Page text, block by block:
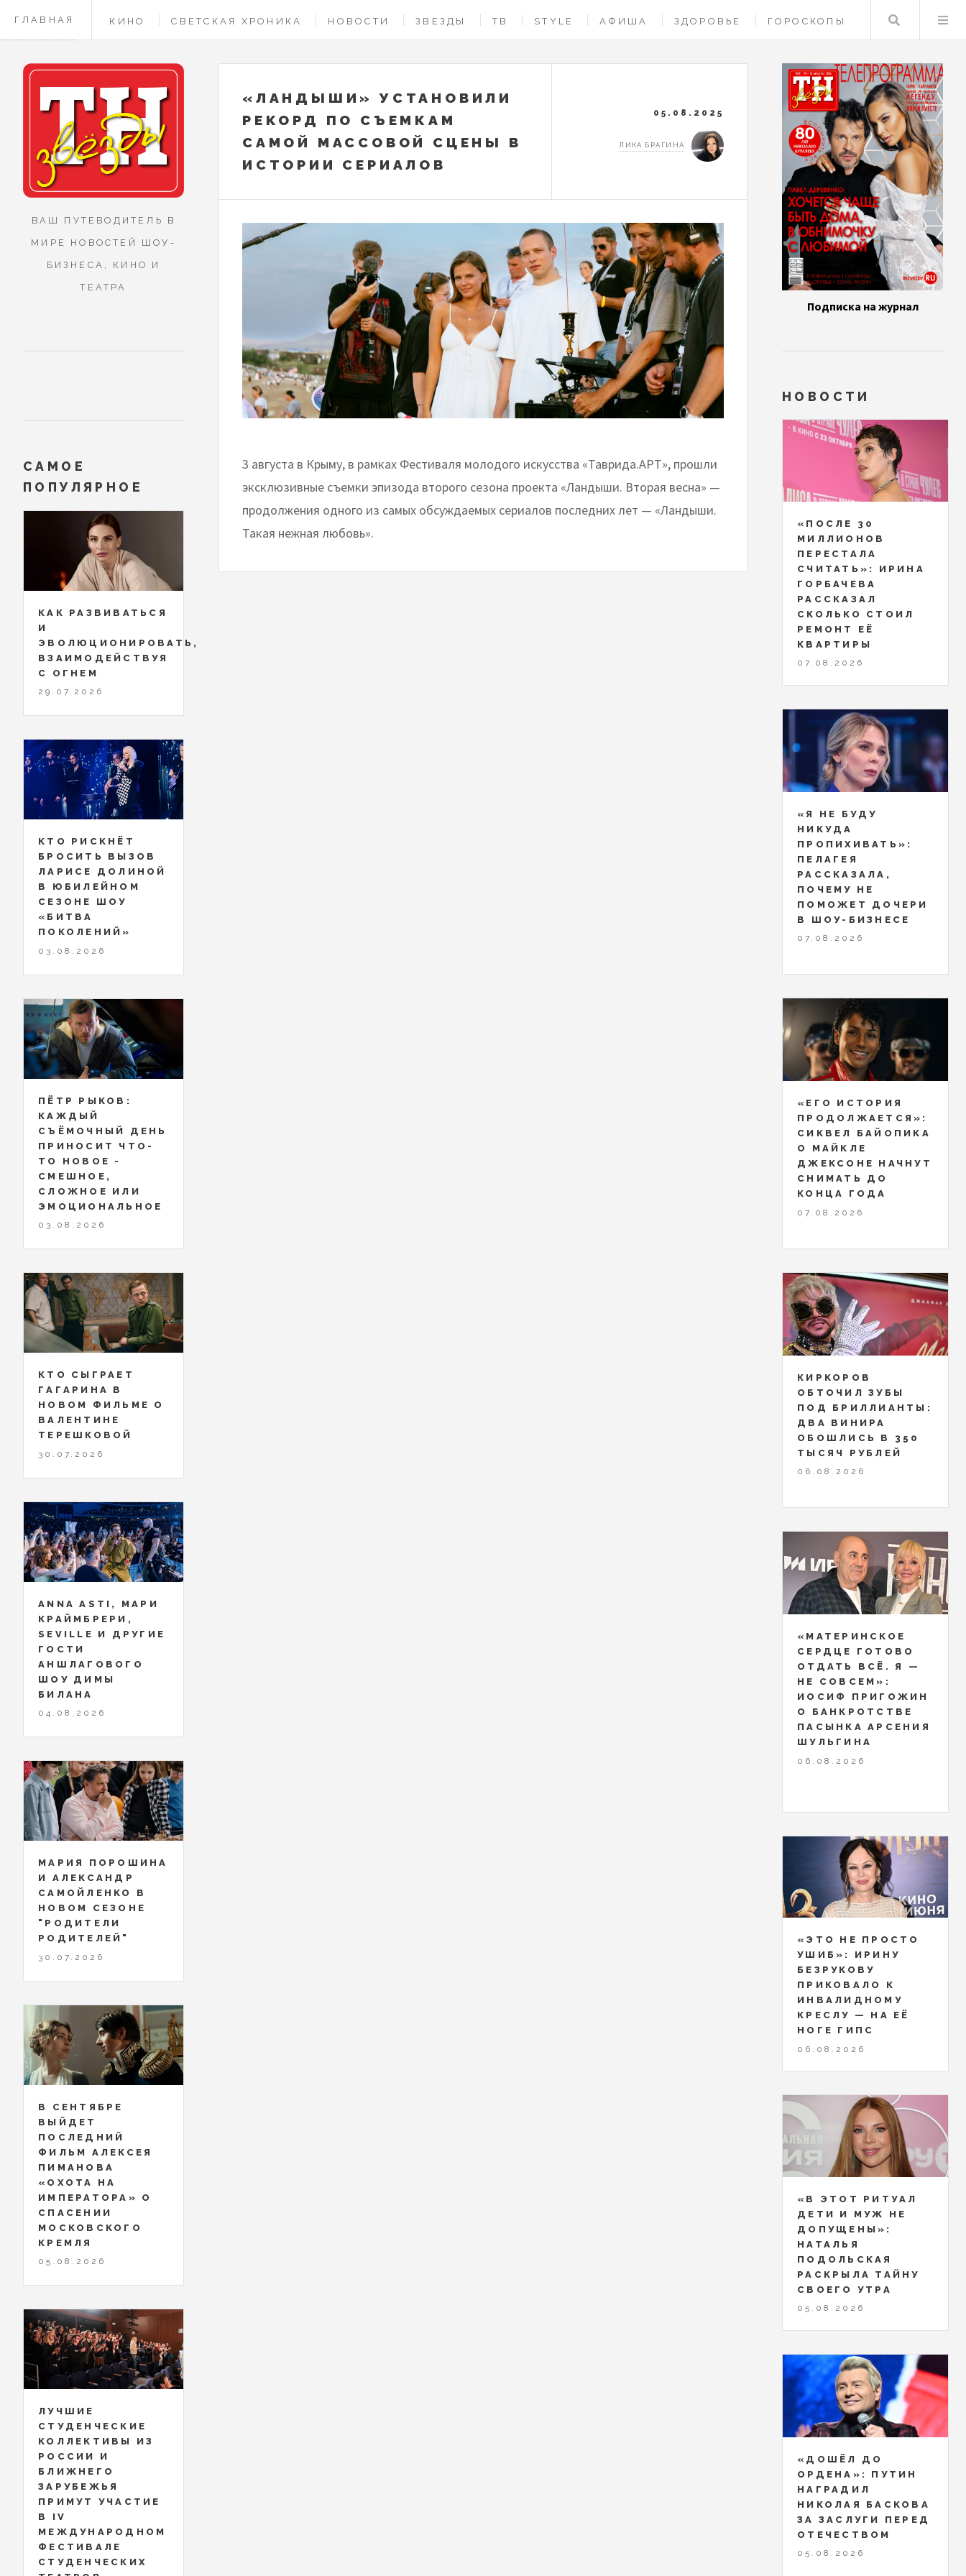
ГЛАВНАЯ КИНО СВЕТСКАЯ ХРОНИКА НОВОСТИ ЗВЕЗДЫ ТВ STYLE АФИША ЗДОРОВЬЕ ГОРОСКОПЫ
КОНТАКТЫ
Поиск
«ЛАНДЫШИ» УСТАНОВИЛИ
РЕКОРД ПО СЪЕМКАМ
САМОЙ МАССОВОЙ СЦЕНЫ В
ИСТОРИИ СЕРИАЛОВ
05.08.2025
ЛИКА БРАГИНА
3 августа в Крыму, в рамках Фестиваля молодого искусства «Таврида.АРТ», прошли
эксклюзивные съемки эпизода второго сезона проекта «Ландыши. Вторая весна» —
продолжения одного из самых обсуждаемых сериалов последних лет — «Ландыши.
Такая нежная любовь».
ВАШ ПУТЕВОДИТЕЛЬ В
МИРЕ НОВОСТЕЙ ШОУ-
БИЗНЕСА, КИНО И
ТЕАТРА
САМОЕ
ПОПУЛЯРНОЕ
КАК РАЗВИВАТЬСЯ
И
ЭВОЛЮЦИОНИРОВАТЬ,
ВЗАИМОДЕЙСТВУЯ
С ОГНЕМ
29.07.2026
КТО РИСКНЁТ
БРОСИТЬ ВЫЗОВ
ЛАРИСЕ ДОЛИНОЙ
В ЮБИЛЕЙНОМ
СЕЗОНЕ ШОУ
«БИТВА
ПОКОЛЕНИЙ»
03.08.2026
ПЁТР РЫКОВ:
КАЖДЫЙ
СЪЁМОЧНЫЙ ДЕНЬ
ПРИНОСИТ ЧТО-
ТО НОВОЕ -
СМЕШНОЕ,
СЛОЖНОЕ ИЛИ
ЭМОЦИОНАЛЬНОЕ
03.08.2026
КТО СЫГРАЕТ
ГАГАРИНА В
НОВОМ ФИЛЬМЕ О
ВАЛЕНТИНЕ
ТЕРЕШКОВОЙ
30.07.2026
ANNA ASTI, МАРИ
КРАЙМБРЕРИ,
SEVILLE И ДРУГИЕ
ГОСТИ
АНШЛАГОВОГО
ШОУ ДИМЫ
БИЛАНА
04.08.2026
МАРИЯ ПОРОШИНА
И АЛЕКСАНДР
САМОЙЛЕНКО В
НОВОМ СЕЗОНЕ
"РОДИТЕЛИ
РОДИТЕЛЕЙ"
30.07.2026
В СЕНТЯБРЕ
ВЫЙДЕТ
ПОСЛЕДНИЙ
ФИЛЬМ АЛЕКСЕЯ
ПИМАНОВА
«ОХОТА НА
ИМПЕРАТОРА» О
СПАСЕНИИ
МОСКОВСКОГО
КРЕМЛЯ
05.08.2026
ЛУЧШИЕ
СТУДЕНЧЕСКИЕ
КОЛЛЕКТИВЫ ИЗ
РОССИИ И
БЛИЖНЕГО
ЗАРУБЕЖЬЯ
ПРИМУТ УЧАСТИЕ
В IV
МЕЖДУНАРОДНОМ
ФЕСТИВАЛЕ
СТУДЕНЧЕСКИХ
Подписка на журнал
НОВОСТИ
«ПОСЛЕ 30
МИЛЛИОНОВ
ПЕРЕСТАЛА
СЧИТАТЬ»: ИРИНА
ГОРБАЧЕВА
РАССКАЗАЛ
СКОЛЬКО СТОИЛ
РЕМОНТ ЕЁ
КВАРТИРЫ
07.08.2026
«Я НЕ БУДУ
НИКУДА
ПРОПИХИВАТЬ»:
ПЕЛАГЕЯ
РАССКАЗАЛА,
ПОЧЕМУ НЕ
ПОМОЖЕТ ДОЧЕРИ
В ШОУ-БИЗНЕСЕ
07.08.2026
«ЕГО ИСТОРИЯ
ПРОДОЛЖАЕТСЯ»:
СИКВЕЛ БАЙОПИКА
О МАЙКЛЕ
ДЖЕКСОНЕ НАЧНУТ
СНИМАТЬ ДО
КОНЦА ГОДА
07.08.2026
КИРКОРОВ
ОБТОЧИЛ ЗУБЫ
ПОД БРИЛЛИАНТЫ:
ДВА ВИНИРА
ОБОШЛИСЬ В 350
ТЫСЯЧ РУБЛЕЙ
06.08.2026
«МАТЕРИНСКОЕ
СЕРДЦЕ ГОТОВО
ОТДАТЬ ВСЁ. Я —
НЕ СОВСЕМ»:
ИОСИФ ПРИГОЖИН
О БАНКРОТСТВЕ
ПАСЫНКА АРСЕНИЯ
ШУЛЬГИНА
06.08.2026
«ЭТО НЕ ПРОСТО
УШИБ»: ИРИНУ
БЕЗРУКОВУ
ПРИКОВАЛО К
ИНВАЛИДНОМУ
КРЕСЛУ — НА ЕЁ
НОГЕ ГИПС
06.08.2026
«В ЭТОТ РИТУАЛ
ДЕТИ И МУЖ НЕ
ДОПУЩЕНЫ»:
НАТАЛЬЯ
ПОДОЛЬСКАЯ
РАСКРЫЛА ТАЙНУ
СВОЕГО УТРА
05.08.2026
«ДОШЁЛ ДО
ОРДЕНА»: ПУТИН
НАГРАДИЛ
НИКОЛАЯ БАСКОВА
ЗА ЗАСЛУГИ ПЕРЕД
ОТЕЧЕСТВОМ
05.08.2026